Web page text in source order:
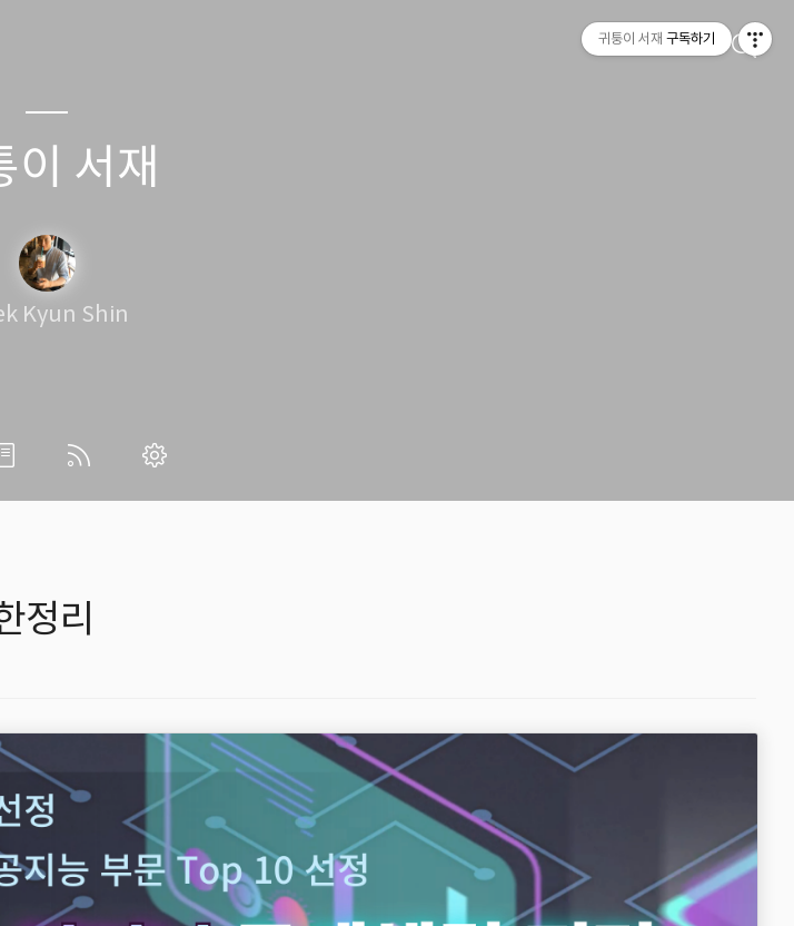
이 서재
Kyun Shin
정리
귀퉁이 서재 구독하기